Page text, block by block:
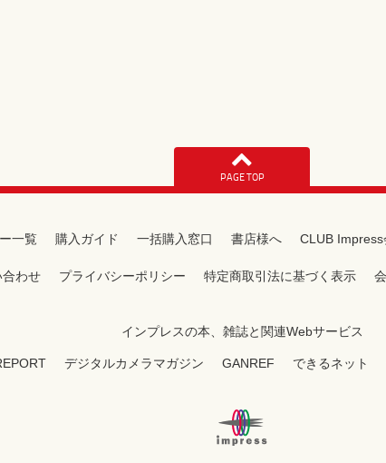
PAGE TOP
一覧 購入ガイド 一括購入窓口 書店様へ CLUB
合わせ プライバシーポリシー 特定商取引法に基づく表示
インプレスの本、雑誌と関連Webサービス
デジタルカメラマガジン GANREF できるネット